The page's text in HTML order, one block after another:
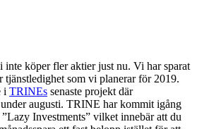
inte köper fler aktier just nu. Vi har sparat
tjänstledighet som vi planerar för 2019.
i TRINEs senaste projekt där
augusti. TRINE har kommit igång
Investments” vilket innebär att du